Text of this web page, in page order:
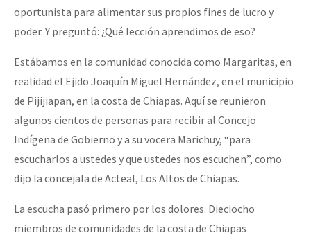
oportunista para alimentar sus propios fines de lucro y
poder. Y preguntó: ¿Qué lección aprendimos de eso?
Estábamos en la comunidad conocida como Margaritas, en
realidad el Ejido Joaquín Miguel Hernández, en el municipio
de Pijijiapan, en la costa de Chiapas. Aquí se reunieron
algunos cientos de personas para recibir al Concejo
Indígena de Gobierno y a su vocera Marichuy, “para
escucharlos a ustedes y que ustedes nos escuchen”, como
dijo la concejala de Acteal, Los Altos de Chiapas.
La escucha pasó primero por los dolores. Dieciocho
miembros de comunidades de la costa de Chiapas